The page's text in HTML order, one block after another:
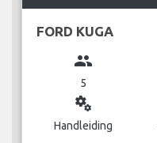
FORD KUGA
group
5
miscellaneous_services
Handleiding